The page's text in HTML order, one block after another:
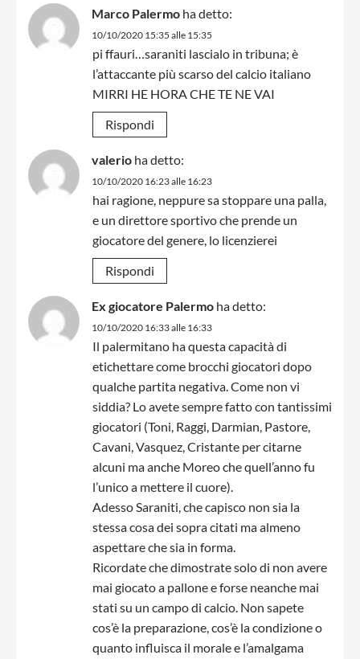
Marco Palermo ha detto:
10/10/2020 15:35 alle 15:35
pi ffauri…saraniti lascialo in tribuna; è
l’attaccante più scarso del calcio italiano
MIRRI HE HORA CHE TE NE VAI
Rispondi
valerio ha detto:
10/10/2020 16:23 alle 16:23
hai ragione, neppure sa stoppare una palla,
e un direttore sportivo che prende un
giocatore del genere, lo licenzierei
Rispondi
Ex giocatore Palermo ha detto:
10/10/2020 16:33 alle 16:33
Il palermitano ha questa capacità di
etichettare come brocchi giocatori dopo
qualche partita negativa. Come non vi
siddia? Lo avete sempre fatto con tantissimi
giocatori (Toni, Raggi, Darmian, Pastore,
Cavani, Vasquez, Cristante per citarne
alcuni ma anche Moreo che quell’anno fu
l’unico a mettere il cuore).
Adesso Saraniti, che capisco non sia la
stessa cosa dei sopra citati ma almeno
aspettare che sia in forma.
Ricordate che dimostrate solo di non avere
mai giocato a pallone e forse neanche mai
stati su un campo di calcio. Non sapete
cos’è la preparazione, cos’è la condizione o
quanto influisca il morale e l’amalgama